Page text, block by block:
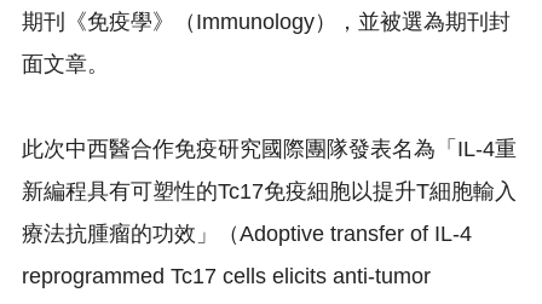
期刊《免疫學》（Immunology），並被選為期刊封
面文章。
此次中西醫合作免疫研究國際團隊發表名為「IL-4重
新編程具有可塑性的Tc17免疫細胞以提升T細胞輸入
療法抗腫瘤的功效」（Adoptive transfer of IL-4
reprogrammed Tc17 cells elicits anti-tumor